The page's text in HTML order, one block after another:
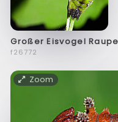
Großer Eisvogel Raupe
f26772
Zoom